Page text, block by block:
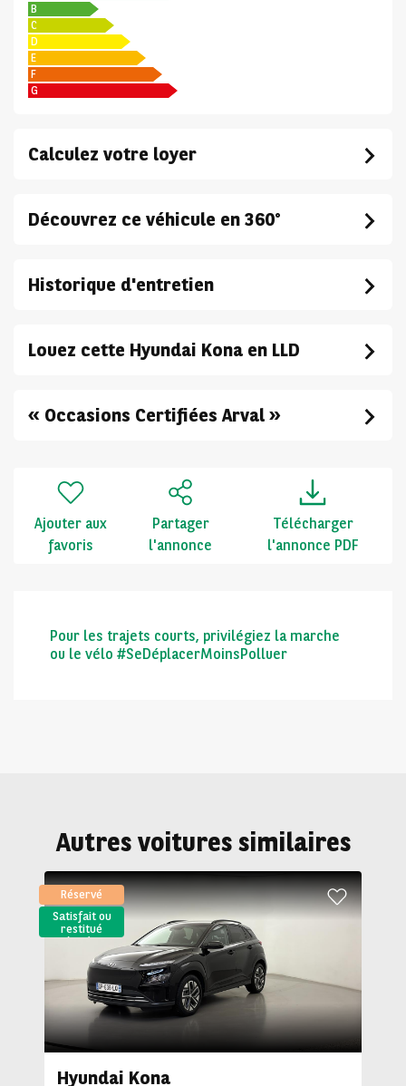
B
C
D
E
F
G
Calculez votre loyer
Découvrez ce véhicule en 360°
Historique d'entretien
Louez cette Hyundai Kona en LLD
« Occasions Certifiées Arval »
Ajouter aux
favoris
Partager
l'annonce
Télécharger
l'annonce PDF
Pour les trajets courts, privilégiez la marche
ou le vélo #SeDéplacerMoinsPolluer
Autres voitures similaires
Réservé
Satisfait ou
restitué
(LLD)*
Hyundai Kona